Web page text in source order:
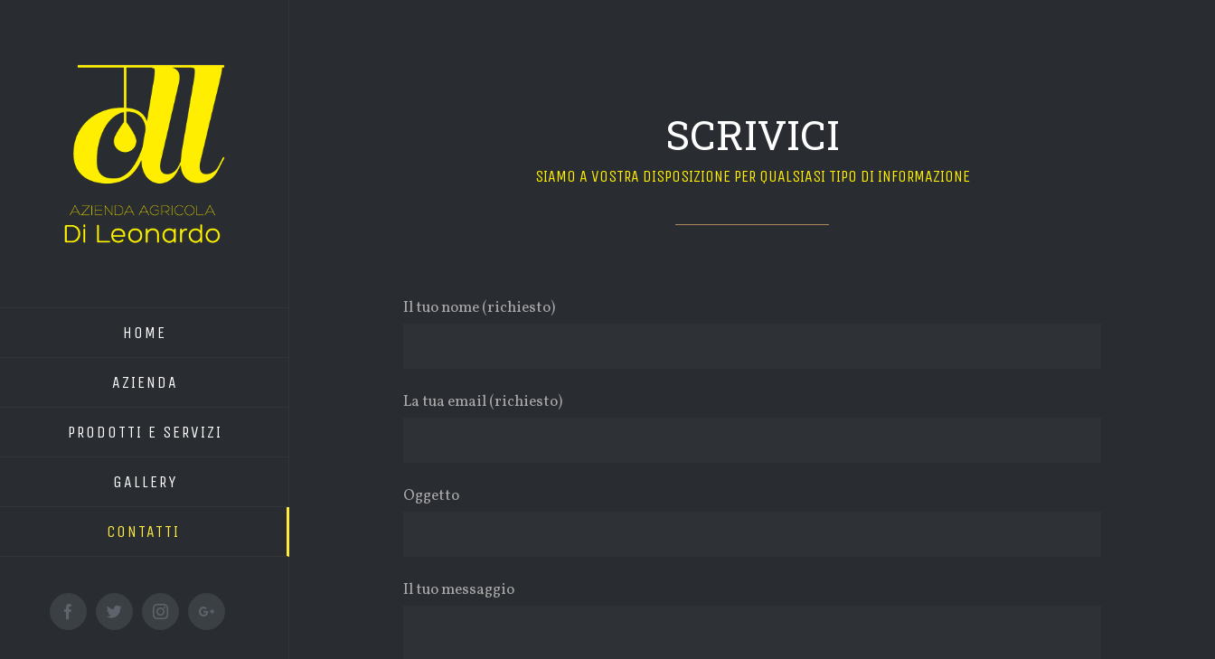
HOME
AZIENDA
PRODOTTI E SERVIZI
GALLERY
CONTATTI
FacebookTwitterInstagramGoogle+
SCRIVICI
SIAMO A VOSTRA DISPOSIZIONE PER QUALSIASI TIPO DI INFORMAZIONE
Il tuo nome (richiesto)
La tua email (richiesto)
Oggetto
Il tuo messaggio